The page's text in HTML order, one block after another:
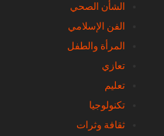
الشأن الصحي
الفن الإسلامي
المرأة والطفل
تعازي
تعليم
تكنولوجيا
ثقافة وثرات